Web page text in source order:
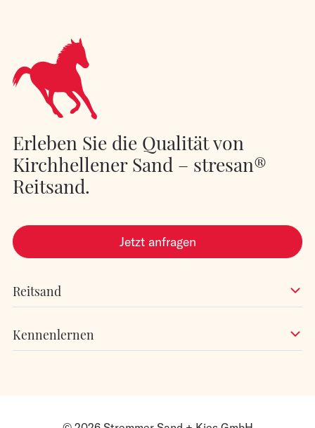
Erleben Sie die Qualität von
Kirchhellener Sand – stresan®
Reitsand.
Jetzt anfragen
Reitsand
Kennenlernen